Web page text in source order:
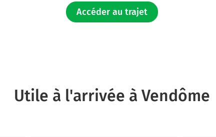
à droite sur D151 (Rue Saint-Denis) et continuer sur 1,3 kilomètre
km
Accéder au trajet
Utile à l'arrivée à Vendôme